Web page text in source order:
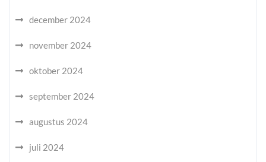
december 2024
november 2024
oktober 2024
september 2024
augustus 2024
juli 2024